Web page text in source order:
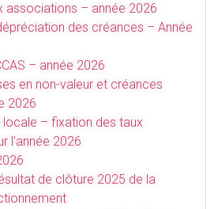
associations – année 2026
des créances – Année
– année 2026
en non-valeur et créances
2026
locale – fixation des taux
l’année 2026
de clôture 2025 de la